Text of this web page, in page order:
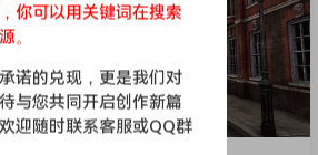
你可以用关键词在搜索
。
诺的兑现，更是我们对
与您共同开启创作新篇
迎随时联系客服或QQ群